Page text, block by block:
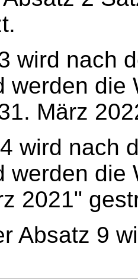
wird nach
werden
März
wird nach
werden die
2021"
Absatz 9